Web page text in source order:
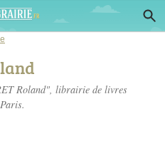
Roland", librairie de livres